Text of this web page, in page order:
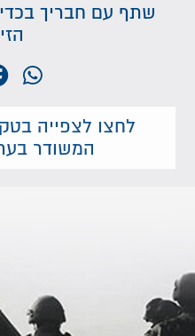
שתף עם חבריך
לחצו לצפייה
המשודר